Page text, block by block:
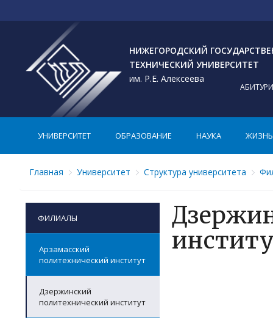
НИЖЕГОРОДСКИЙ
ТЕХНИЧЕСКИЙ УНИВЕРСИТЕТ
им. Р.Е. Алексеева
УНИВЕРСИТЕТ ОБРАЗОВАНИЕ НАУКА ЖИЗНЬ
Главная Университет Структура университета
ФИЛИАЛЫ
Арзамасский
политехнический институт
Дзержинский
политехнический институт